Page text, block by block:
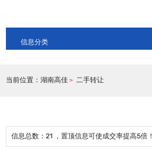
信息分类
当前位置： 湖南高佳 > 二手转让
信息总数： 21 ，置顶信息可使成交率提高5倍！